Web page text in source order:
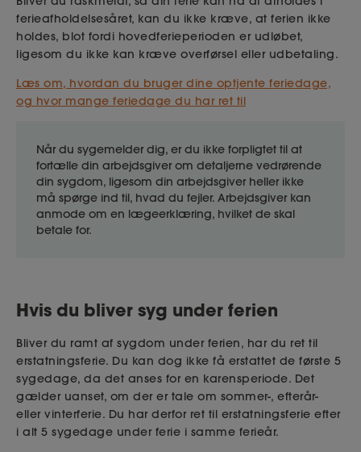
ferieafholdelsesåret, kan du ikke kræve, at ferien ikke
holdes, blot fordi hovedferieperioden er udløbet,
ligesom du ikke kan kræve overførsel eller udbetaling.
Læs om, hvordan du bruger dine optjente feriedage,
og hvor mange feriedage du har ret til
Når du sygemelder dig, er du ikke forpligtet til at
fortælle din arbejdsgiver om detaljerne vedrørende
din sygdom, ligesom din arbejdsgiver heller ikke
må spørge ind til, hvad du fejler. Arbejdsgiver kan
anmode om en lægeerklæring, hvilket de skal
betale for.
Hvis du bliver syg under ferien
Bliver du ramt af sygdom under ferien, har du ret til
erstatningsferie. Du kan dog ikke få erstattet de første 5
sygedage, da det anses for en karensperiode. Det
gælder uanset, om der er tale om sommer-, efterår-
eller vinterferie. Du har derfor ret til erstatningsferie efter
i alt 5 sygedage under ferie i samme ferieår.